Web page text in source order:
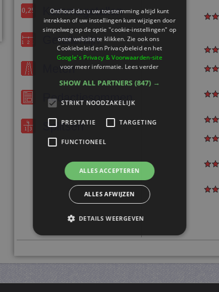
Kommagetallen
Getallenlijn
Meten
Redactiesommen
Splitsen
Onthoud dat u uw toestemming altijd kunt
intrekken of uw instellingen kunt wijzigen door
simpelweg op de optie "cookie-instellingen" op
onze website te klikken. Zie ook ons ​​
Cookiebeleid en Privacybeleid en het
Google's Privacy & Voorwaarden-site
voor meer informatie. Lees verder
SHOW ALL PARTNERS (847) →
STRIKT NOODZAKELIJK
PRESTATIE TARGETING
FUNCTIONEEL
ALLES ACCEPTEREN
ALLES AFWIJZEN
DETAILS WEERGEVEN
Strikt noodzakelijk
Prestatie